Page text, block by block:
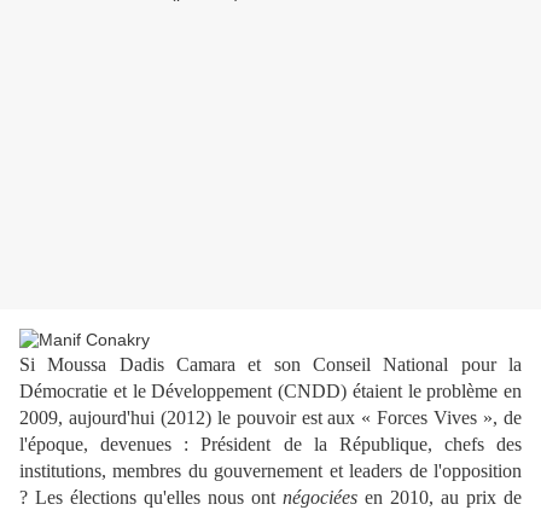
Si Moussa Dadis Camara et son Conseil National pour la
Démocratie et le Développement (CNDD) étaient le problème en
2009, aujourd'hui (2012) le pouvoir est aux « Forces Vives », de
l'époque, devenues : Président de la République, chefs des
institutions, membres du gouvernement et leaders de l'opposition
? Les élections qu'elles nous ont négociées en 2010, au prix de